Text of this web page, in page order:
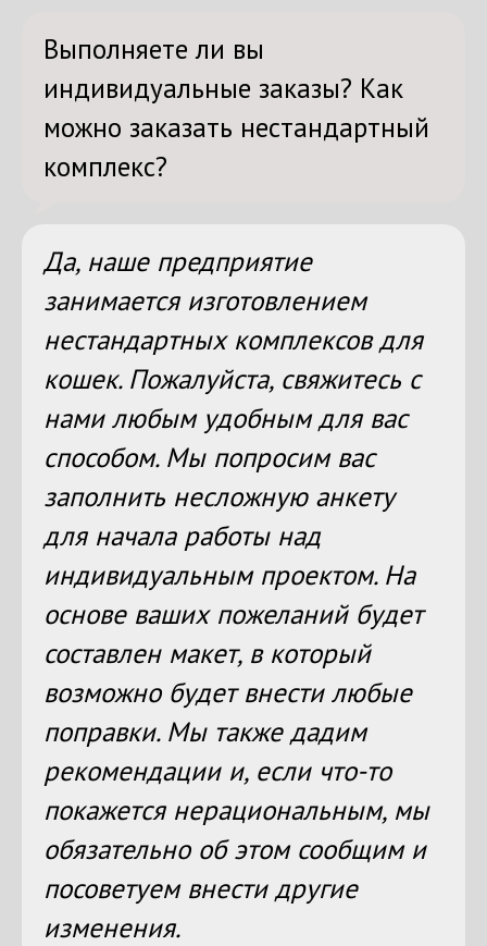
Выполняете ли вы
индивидуальные заказы? Как
можно заказать нестандартный
комплекс?
Да, наше предприятие
занимается изготовлением
нестандартных комплексов для
кошек. Пожалуйста, свяжитесь с
нами любым удобным для вас
способом. Мы попросим вас
заполнить несложную анкету
для начала работы над
индивидуальным проектом. На
основе ваших пожеланий будет
составлен макет, в который
возможно будет внести любые
поправки. Мы также дадим
рекомендации и, если что-то
покажется нерациональным, мы
обязательно об этом сообщим и
посоветуем внести другие
изменения.